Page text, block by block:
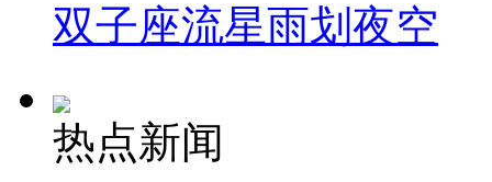
双子座流星雨划夜空
热点新闻